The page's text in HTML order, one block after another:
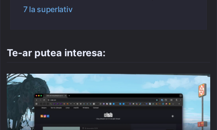
7 la superlativ
Te-ar putea interesa: